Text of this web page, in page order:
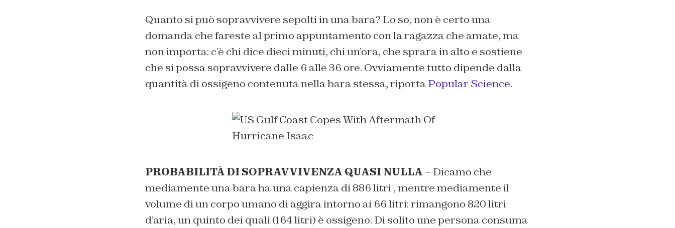
Quanto si può sopravvivere sepolti in una bara? Lo so, non è certo una
domanda che fareste al primo appuntamento con la ragazza che amate, ma
non importa: c’è chi dice dieci minuti, chi un’ora, che sprara in alto e sostiene
che si possa sopravvivere dalle 6 alle 36 ore. Ovviamente tutto dipende dalla
quantità di ossigeno contenuta nella bara stessa, riportaPopular Science.
PROBABILITÀ DI SOPRAVVIVENZA QUASI NULLA – Dicamo che
mediamente una bara ha una capienza di 886 litri , mentre mediamente il
volume di un corpo umano di aggira intorno ai 66 litri: rimangono 820 litri
d’aria, un quinto dei quali (164 litri) è ossigeno. Di solito une persona consuma